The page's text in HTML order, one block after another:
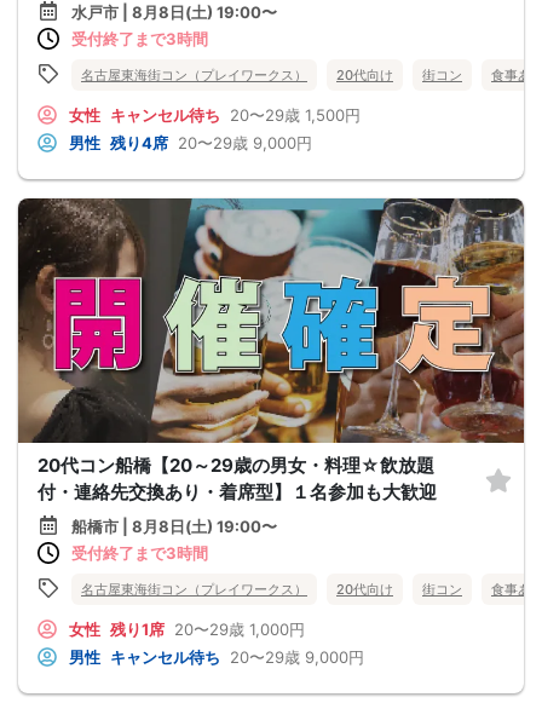
水戸市 | 8月8日(土) 19:00〜
受付終了まで3時間
名古屋東海街コン（プレイワークス） 20代向け 街コン 食事あ
女性 キャンセル待ち 20〜29歳 1,500円
男性 残り4席 20〜29歳 9,000円
20代コン船橋【20～29歳の男女・料理☆飲放題
付・連絡先交換あり・着席型】１名参加も大歓迎
船橋市 | 8月8日(土) 19:00〜
受付終了まで3時間
名古屋東海街コン（プレイワークス） 20代向け 街コン 食事あ
女性 残り1席 20〜29歳 1,000円
男性 キャンセル待ち 20〜29歳 9,000円